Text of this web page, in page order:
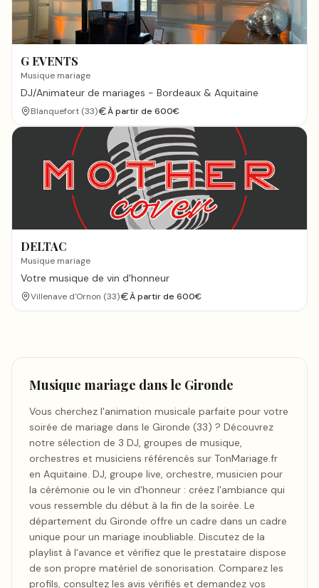
G EVENTS
Musique mariage
DJ/Animateur de mariages - Bordeaux & Aquitaine
Blanquefort (33) À partir de 600€
DELTAC
Musique mariage
Votre musique de vin d'honneur
Villenave d'Ornon (33) À partir de 600€
Musique mariage dans le Gironde
Vous cherchez l'animation musicale parfaite pour votre
soirée de mariage dans le Gironde (33) ? Découvrez
notre sélection de 3 DJ, groupes de musique,
orchestres et musiciens référencés sur TonMariage.fr
en Aquitaine. DJ, groupe live, orchestre, musicien pour
la cérémonie ou le vin d'honneur : créez l'ambiance qui
vous ressemble du début à la fin de la soirée. Le
département du Gironde offre un cadre dans un cadre
unique pour un mariage inoubliable. Discutez de la
playlist à l'avance et vérifiez que le prestataire dispose
de son propre matériel de sonorisation. Comparez les
profils, consultez les avis vérifiés et demandez vos